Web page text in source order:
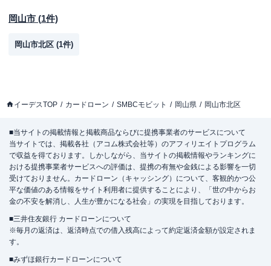
岡山市 (1件)
岡山市北区 (1件)
イーデスTOP カードローン SMBCモビット 岡山県 岡山市北区
■当サイトの掲載情報と掲載商品ならびに提携事業者のサービスについて
当サイトでは、掲載各社（アコム株式会社等）のアフィリエイトプログラム
で収益を得ております。しかしながら、当サイトの掲載情報やランキングに
おける提携事業者サービスへの評価は、提携の有無や金銭による影響を一切
受けておりません。カードローン（キャッシング）について、客観的かつ公
平な価値のある情報をサイト利用者に提供することにより、「世の中からお
金の不安を解消し、人生が豊かになる社会」の実現を目指しております。
■三井住友銀行 カードローンについて
※毎月の返済は、返済時点での借入残高によって約定返済金額が設定されま
す。
■みずほ銀行カードローンについて